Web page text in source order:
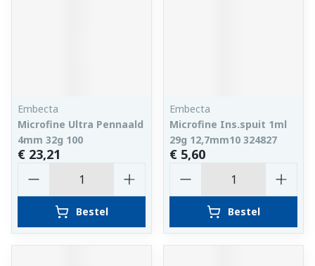
Embecta
Microfine Ultra Pennaald
4mm 32g 100
€ 23,21
Bestel
Embecta
Microfine Ins.spuit 1ml
29g 12,7mm10 324827
€ 5,60
Bestel